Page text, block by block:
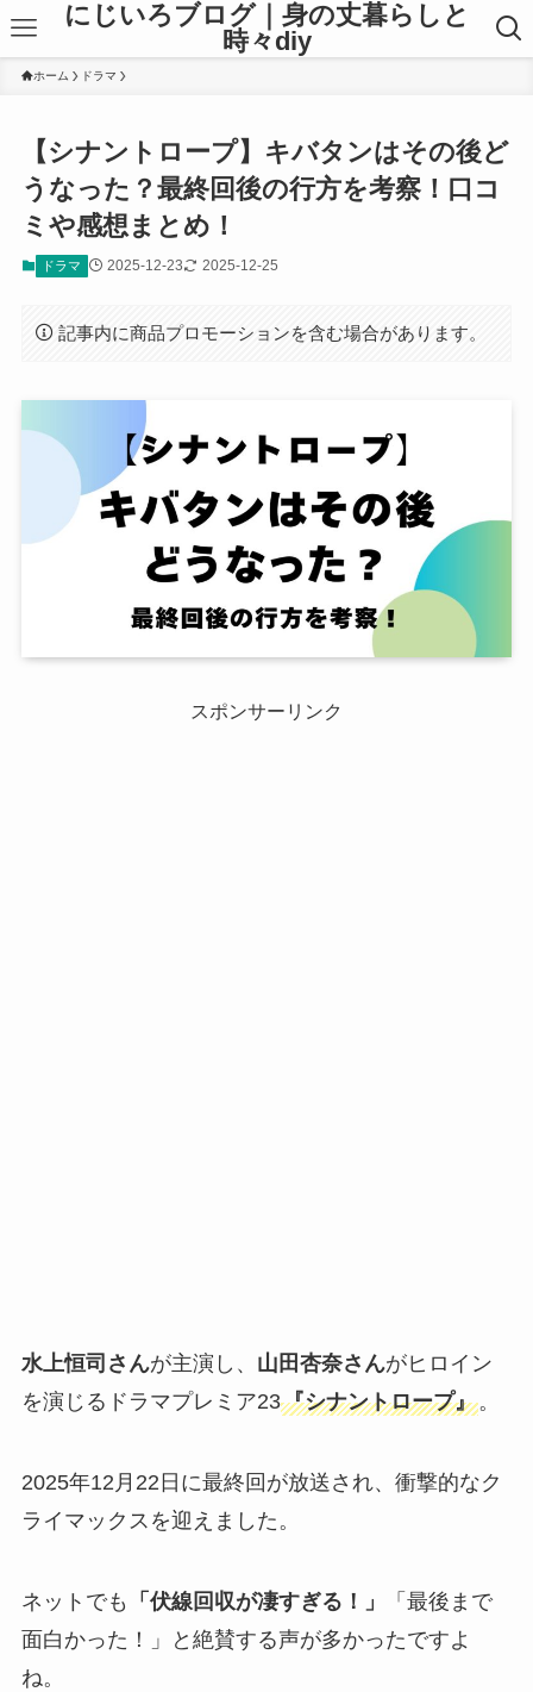
にじいろブログ｜身の丈暮らしと
時々diy
ホーム ドラマ
【シナントロープ】キバタンはその後ど
うなった？最終回後の行方を考察！口コ
ミや感想まとめ！
ドラマ 2025-12-23 2025-12-25
記事内に商品プロモーションを含む場合があります。
スポンサーリンク
水上恒司さんが主演し、 山田杏奈さんがヒロイン
を演じるドラマプレミア23『シナントロープ』。
2025年12月22日に最終回が放送され、衝撃的なク
ライマックスを迎えました。
ネットでも 「伏線回収が凄すぎる！」
「最後まで
面白かった！」と絶賛する声が多かったですよ
ね。